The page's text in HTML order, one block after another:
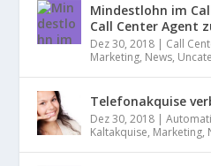
Mindestlohn im
Call Center Agent
Dez 30, 2018 | Call
Marketing, News,
Telefonakquise
Dez 30, 2018 |
Kaltakquise, Marketing,